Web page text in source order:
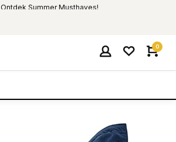
Ontdek Summer Musthaves!
0